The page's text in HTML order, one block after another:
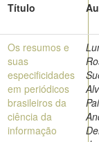
Título
Os resumos e
suas
especificidades
em periódicos
brasileiros da
ciência da
informação